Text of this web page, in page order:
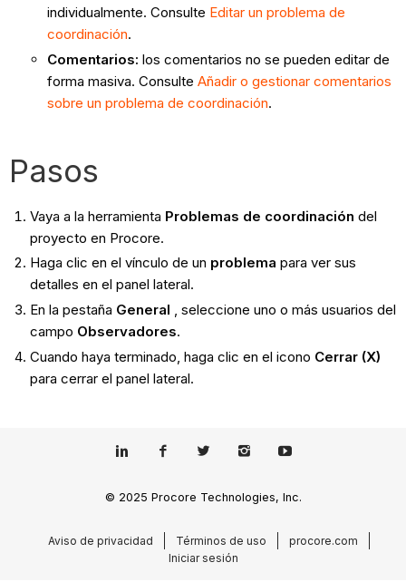
individualmente. Consulte Editar un problema de
coordinación.
Comentarios:los comentarios no se pueden editar de
forma masiva. ConsulteAñadir o gestionar comentarios
sobre un problema de coordinación.
Pasos
Vaya a la herramienta Problemas de coordinación del
proyecto en Procore.
Haga clic en el vínculo de un problema para ver sus
detalles en el panel lateral.
En la pestaña General , seleccione uno o más usuarios del
campo Observadores.
Cuando haya terminado, haga clic en el icono Cerrar (X)
para cerrar el panel lateral.
© 2025 Procore Technologies, Inc.
Aviso de privacidad Términos de uso
procore.com
Iniciar sesión